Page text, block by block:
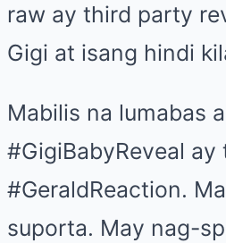
raw ay third party
Gigi at isang hindi
Mabilis na lumabas
#GigiBabyReveal
#GeraldReaction.
suporta. May nag-